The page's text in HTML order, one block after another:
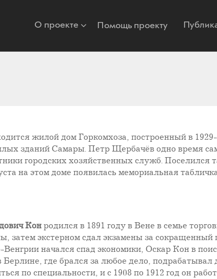
О проекте Помощь проекту
жилой дом Горкомхоза, построенный в
зданий Самары. Петр Щербачёв одно время
городских хозяйственных служб.
на этом доме появилась мемориальная
Кон родился в 1891 году в Вене в семье
затем экстерном сдал экзамены за сокращенный
начался спад экономики, Оскар Кон в
где брался за любое дело, подрабатывал
по специальности, и с 1908 по 1912 год он